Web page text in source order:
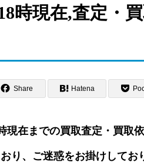
時現在,査定・
Share Hatena
現在までの買取査定・買取
り、ご迷惑をお掛けしてお